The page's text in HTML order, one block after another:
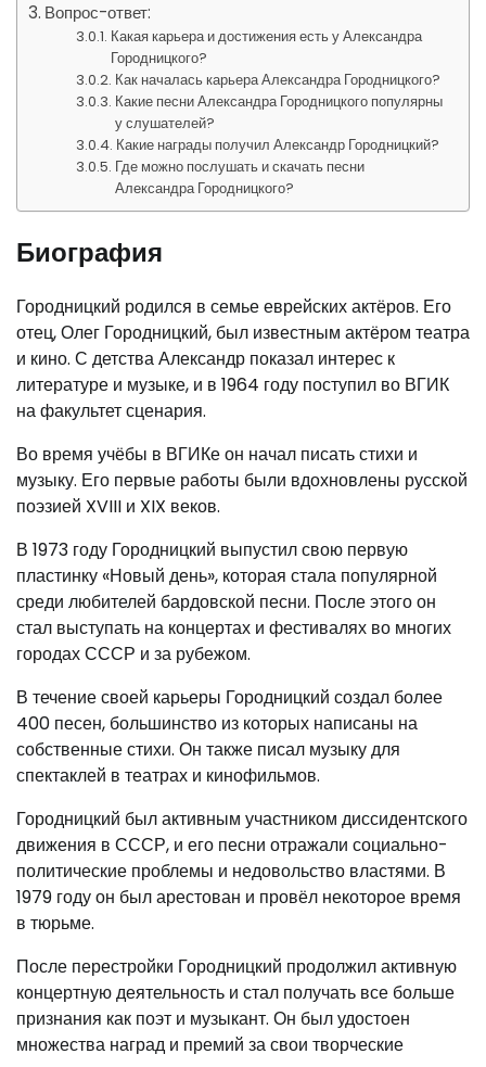
Вопрос-ответ:
Какая карьера и достижения есть у Александра
Городницкого?
Как началась карьера Александра Городницкого?
Какие песни Александра Городницкого популярны
у слушателей?
Какие награды получил Александр Городницкий?
Где можно послушать и скачать песни
Александра Городницкого?
Биография
Городницкий родился в семье еврейских актёров. Его
отец, Олег Городницкий, был известным актёром театра
и кино. С детства Александр показал интерес к
литературе и музыке, и в 1964 году поступил во ВГИК
на факультет сценария.
Во время учёбы в ВГИКе он начал писать стихи и
музыку. Его первые работы были вдохновлены русской
поэзией XVIII и XIX веков.
В 1973 году Городницкий выпустил свою первую
пластинку «Новый день», которая стала популярной
среди любителей бардовской песни. После этого он
стал выступать на концертах и фестивалях во многих
городах СССР и за рубежом.
В течение своей карьеры Городницкий создал более
400 песен, большинство из которых написаны на
собственные стихи. Он также писал музыку для
спектаклей в театрах и кинофильмов.
Городницкий был активным участником диссидентского
движения в СССР, и его песни отражали социально-
политические проблемы и недовольство властями. В
1979 году он был арестован и провёл некоторое время
в тюрьме.
После перестройки Городницкий продолжил активную
концертную деятельность и стал получать все больше
признания как поэт и музыкант. Он был удостоен
множества наград и премий за свои творческие